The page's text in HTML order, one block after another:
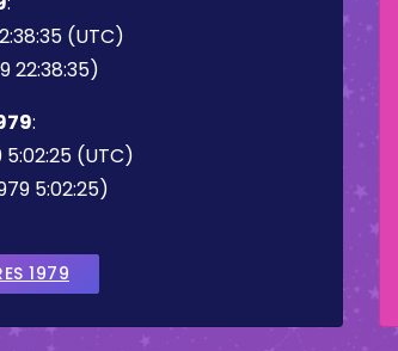
(UTC)
22:38:35)
:
5:02:25 (UTC)
5:02:25)
1979